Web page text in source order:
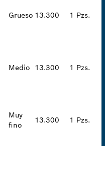
Grueso 13.300 1 Pzs.
Medio 13.300 1 Pzs.
Muy
fino
13.300 1 Pzs.